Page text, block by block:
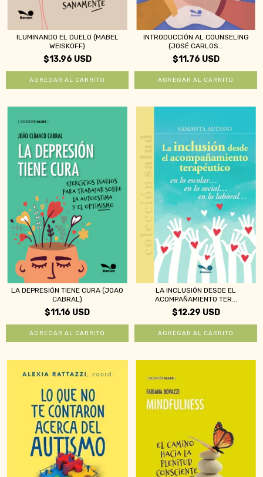
ILUMINANDO EL DUELO (MABEL
WEISKOFF)
$13.96 USD
INTRODUCCIÓN AL COUNSELING
(JOSÉ CARLOS...
$11.76 USD
LA DEPRESIÓN TIENE CURA (JOAO
CABRAL)
$11.16 USD
LA INCLUSIÓN DESDE EL
ACOMPAÑAMIENTO TER...
$12.29 USD